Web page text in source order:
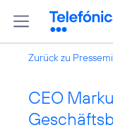
Zurück zu
CEO